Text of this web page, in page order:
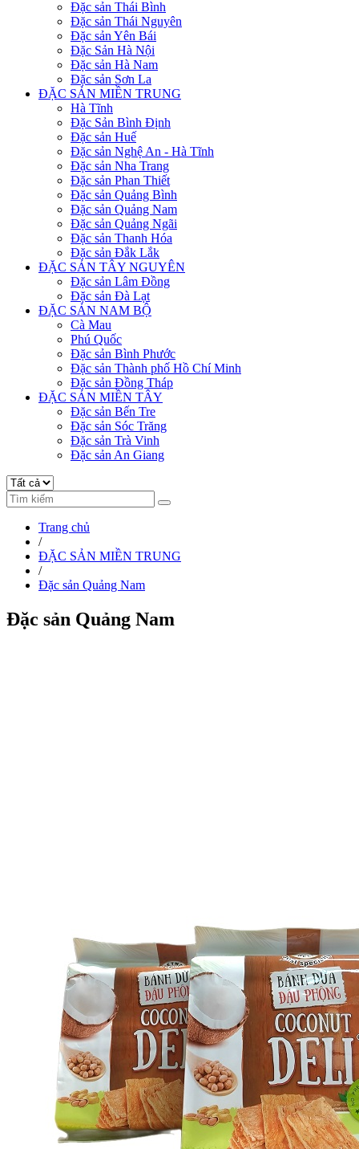
Đặc sản Thái Bình
Đặc sản Thái Nguyên
Đặc sản Yên Bái
Đặc Sản Hà Nội
Đặc sản Hà Nam
Đặc sản Sơn La
ĐẶC SẢN MIỀN TRUNG
Hà Tĩnh
Đặc Sản Bình Định
Đặc sản Huế
Đặc sản Nghệ An - Hà Tĩnh
Đặc sản Nha Trang
Đặc sản Phan Thiết
Đặc sản Quảng Bình
Đặc sản Quảng Nam
Đặc sản Quảng Ngãi
Đặc sản Thanh Hóa
Đặc sản Đắk Lắk
ĐẶC SẢN TÂY NGUYÊN
Đặc sản Lâm Đồng
Đặc sản Đà Lạt
ĐẶC SẢN NAM BỘ
Cà Mau
Phú Quốc
Đặc sản Bình Phước
Đặc sản Thành phố Hồ Chí Minh
Đặc sản Đồng Tháp
ĐẶC SẢN MIỀN TÂY
Đặc sản Bến Tre
Đặc sản Sóc Trăng
Đặc sản Trà Vinh
Đặc sản An Giang
Trang chủ
/
ĐẶC SẢN MIỀN TRUNG
/
Đặc sản Quảng Nam
Đặc sản Quảng Nam